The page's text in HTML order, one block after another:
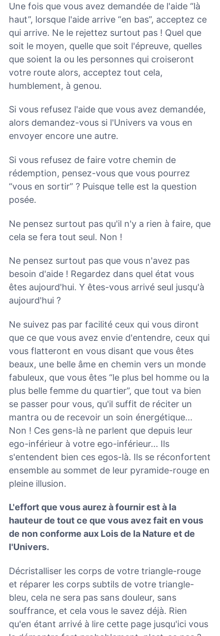
Une fois que vous avez demandée de l'aide “là
haut”, lorsque l'aide arrive “en bas”, acceptez ce
qui arrive. Ne le rejettez surtout pas ! Quel que
soit le moyen, quelle que soit l'épreuve, quelles
que soient la ou les personnes qui croiseront
votre route alors, acceptez tout cela,
humblement, à genou.
Si vous refusez l'aide que vous avez demandée,
alors demandez-vous si l'Univers va vous en
envoyer encore une autre.
Si vous refusez de faire votre chemin de
rédemption, pensez-vous que vous pourrez
“vous en sortir” ? Puisque telle est la question
posée.
Ne pensez surtout pas qu'il n'y a rien à faire, que
cela se fera tout seul. Non !
Ne pensez surtout pas que vous n'avez pas
besoin d'aide ! Regardez dans quel état vous
êtes aujourd'hui. Y êtes-vous arrivé seul jusqu'à
aujourd'hui ?
Ne suivez pas par facilité ceux qui vous diront
que ce que vous avez envie d'entendre, ceux qui
vous flatteront en vous disant que vous êtes
beaux, une belle âme en chemin vers un monde
fabuleux, que vous êtes “le plus bel homme ou la
plus belle femme du quartier”, que tout va bien
se passer pour vous, qu'il suffit de réciter un
mantra ou de recevoir un soin énergétique...
Non ! Ces gens-là ne parlent que depuis leur
ego-inférieur à votre ego-inférieur... Ils
s'entendent bien ces egos-là. Ils se réconfortent
ensemble au sommet de leur pyramide-rouge en
pleine illusion.
L'effort que vous aurez à fournir est à la
hauteur de tout ce que vous avez fait en vous
de non conforme aux Lois de la Nature et de
l'Univers.
Décristalliser les corps de votre triangle-rouge
et réparer les corps subtils de votre triangle-
bleu, cela ne sera pas sans douleur, sans
souffrance, et cela vous le savez déjà. Rien
qu'en étant arrivé à lire cette page jusqu'ici vous